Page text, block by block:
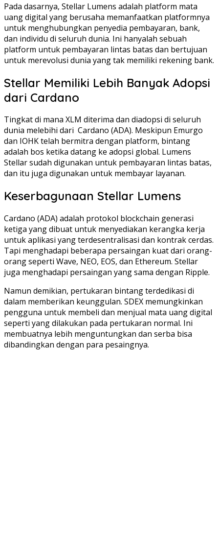
Pada dasarnya, Stellar Lumens adalah platform mata
uang digital yang berusaha memanfaatkan platformnya
untuk menghubungkan penyedia pembayaran, bank,
dan individu di seluruh dunia. Ini hanyalah sebuah
platform untuk pembayaran lintas batas dan bertujuan
untuk merevolusi dunia yang tak memiliki rekening bank.
Stellar Memiliki Lebih Banyak Adopsi
dari Cardano
Tingkat di mana XLM diterima dan diadopsi di seluruh
dunia melebihi dari Cardano (ADA). Meskipun Emurgo
dan IOHK telah bermitra dengan platform, bintang
adalah bos ketika datang ke adopsi global. Lumens
Stellar sudah digunakan untuk pembayaran lintas batas,
dan itu juga digunakan untuk membayar layanan.
Keserbagunaan Stellar Lumens
Cardano (ADA) adalah protokol blockchain generasi
ketiga yang dibuat untuk menyediakan kerangka kerja
untuk aplikasi yang terdesentralisasi dan kontrak cerdas.
Tapi menghadapi beberapa persaingan kuat dari orang-
orang seperti Wave, NEO, EOS, dan Ethereum. Stellar
juga menghadapi persaingan yang sama dengan Ripple.
Namun demikian, pertukaran bintang terdedikasi di
dalam memberikan keunggulan. SDEX memungkinkan
pengguna untuk membeli dan menjual mata uang digital
seperti yang dilakukan pada pertukaran normal. Ini
membuatnya lebih menguntungkan dan serba bisa
dibandingkan dengan para pesaingnya.